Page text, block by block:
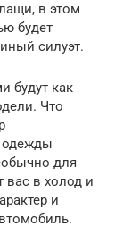
в этом
будет
силуэт.
будут как
Что
одежды
для
вас в холод и
и